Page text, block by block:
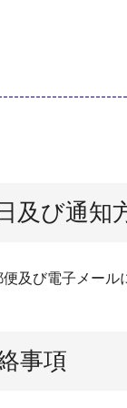
及び通知
及び電子メール
事項